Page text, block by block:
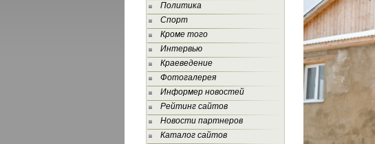
Политика
Спорт
Кроме того
Интервью
Краеведение
Фотогалерея
Информер новостей
Рейтинг сайтов
Новости партнеров
Каталог сайтов